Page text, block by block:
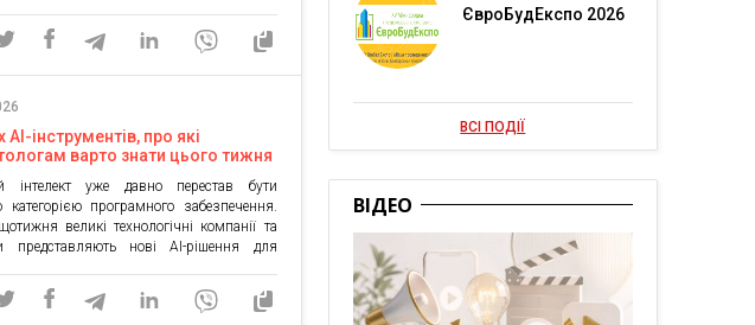
на довготривалі проєкти та
складних робочих завдань. Обидва
не лише за найкращого чат-бота,
AI-інструментів, про які
варто знати цього тижня
інтелект уже давно перестав бути
категорією програмного забезпечення.
великі технологічні компанії та
представляють нові AI-рішення для
маркетингу. Ми зібрали десять
новинок, які можуть бути
ЄвроБудЕкспо 2026
ВСІ ПОДІЇ
ВІДЕО